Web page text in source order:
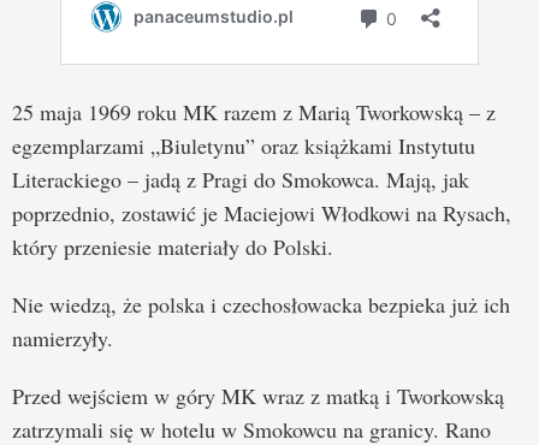
25 maja 1969 roku MK razem z Marią Tworkowską – z
egzemplarzami „Biuletynu” oraz książkami Instytutu
Literackiego – jadą z Pragi do Smokowca. Mają, jak
poprzednio, zostawić je Maciejowi Włodkowi na Rysach,
który przeniesie materiały do Polski.
Nie wiedzą, że polska i czechosłowacka bezpieka już ich
namierzyły.
Przed wejściem w góry MK wraz z matką i Tworkowską
zatrzymali się w hotelu w Smokowcu na granicy. Rano